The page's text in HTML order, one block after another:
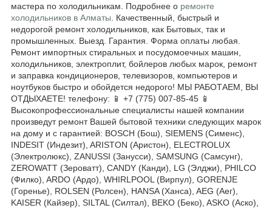
мастера по холодильникам. Подробнее о ремонте
холодильников в Алматы . Качественный, быстрый и
недорогой ремонт холодильников, как Бытовых, так и
промышленных. Выезд. Гарантия. Форма оплаты любая.
Ремонт импортных стиральных и посудомоечных машин,
холодильников, электроплит, бойлеров любых марок, ремонт
и заправка кондиционеров, телевизоров, компьютеров и
ноутбуков быстро и обойдется недорого! МЫ РАБОТАЕМ, ВЫ
ОТДЫХАЕТЕ! телефону: 📱 +7 (775) 007-85-45 📱
Высокопрофессиональные специалисты нашей компании
произведут ремонт Вашей бытовой техники следующих марок
на дому и с гарантией: BOSCH (Бош), SIEMENS (Сименс),
INDESIT (Индезит), ARISTON (Аристон), ELECTROLUX
(Электролюкс), ZANUSSI (Занусси), SAMSUNG (Самсунг),
ZEROWATT (Зероватт), CANDY (Канди), LG (Элджи), PHILCO
(Филко), ARDO (Ардо), WHIRLPOOL (Вирпул), GORENJE
(Горенье), ROLSEN (Ролсен), HANSA (Ханса), AEG (Аег),
KAISER (Кайзер), SILTAL (Силтал), BEKO (Беко), ASKO (Аско),